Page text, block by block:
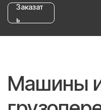
Заказат
ь
Машины